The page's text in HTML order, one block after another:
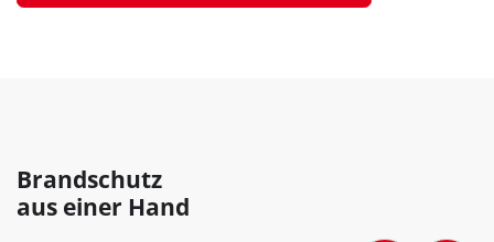
Brandschutz
aus einer Hand